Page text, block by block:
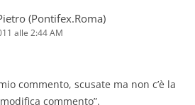
(Pontifex.Roma)
alle 2:44 AM
commento, scusate ma non c’è la
commento”.